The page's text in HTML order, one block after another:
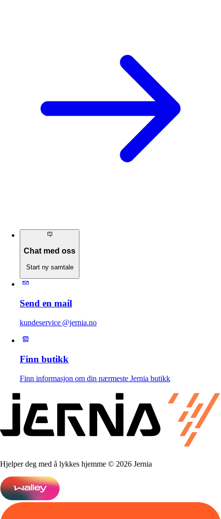
Chat med oss
Start ny samtale
Send en mail
kundeservice @jernia.no
Finn butikk
Finn informasjon om din nærmeste Jernia butikk
Hjelper deg med å lykkes hjemme © 2026 Jernia